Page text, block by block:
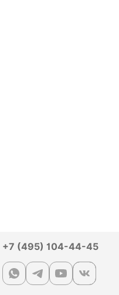
+7 (495) 104-44-45